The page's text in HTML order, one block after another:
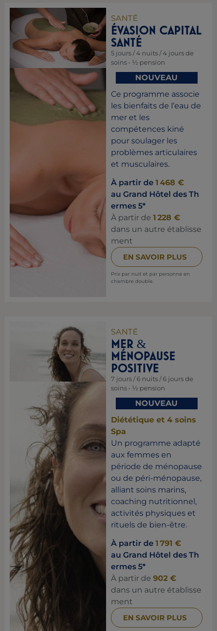
SANTÉ
ÉVASION CAPITAL
SANTÉ
5 jours / 4 nuits / 4 jours de
soins • ½ pension
NOUVEAU
Ce programme associe
les bienfaits de l’eau de
mer et les
compétences kiné
pour soulager les
problèmes articulaires
et musculaires.
À partir de 1 468 €
au Grand Hôtel des Th
ermes 5*
À partir de 1 228 €
dans un autre établisse
ment
EN SAVOIR PLUS
Prix par nuit et par personne en
chambre double.
SANTÉ
MER &
MÉNOPAUSE
POSITIVE
7 jours / 6 nuits / 6 jours de
soins • ½ pension
NOUVEAU
Diététique et 4 soins
Spa
Un programme adapté
aux femmes en
période de ménopause
ou de péri-ménopause,
alliant soins marins,
coaching nutritionnel,
activités physiques et
rituels de bien-être.
À partir de 1 791 €
au Grand Hôtel des Th
ermes 5*
À partir de 902 €
dans un autre établisse
ment
EN SAVOIR PLUS